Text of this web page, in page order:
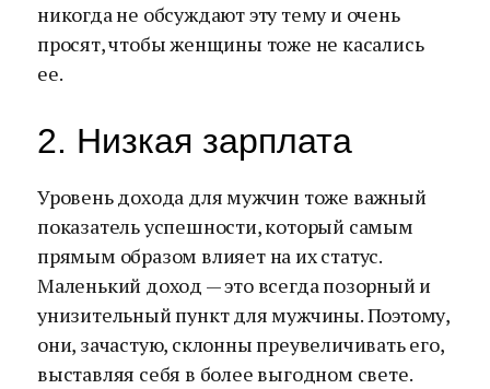
никогда не обсуждают эту тему и очень
просят, чтобы женщины тоже не касались
ее.
2. Низкая зарплата
Уровень дохода для мужчин тоже важный
показатель успешности, который самым
прямым образом влияет на их статус.
Маленький доход — это всегда позорный и
унизительный пункт для мужчины. Поэтому,
они, зачастую, склонны преувеличивать его,
выставляя себя в более выгодном свете.